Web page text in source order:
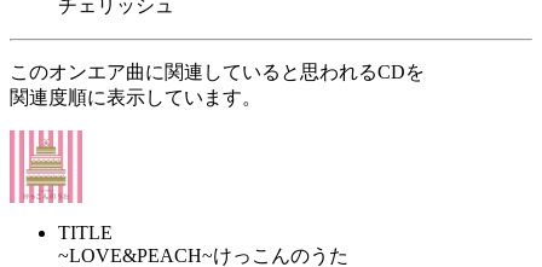
チェリッシュ
このオンエア曲に関連していると思われるCDを
関連度順に表示しています。
TITLE
~LOVE&PEACH~けっこんのうた